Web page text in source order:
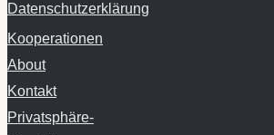
Datenschutzerklärung
Kooperationen
About
Kontakt
Privatsphäre-